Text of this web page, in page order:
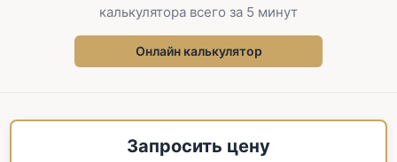
калькулятора всего за 5 минут
Онлайн калькулятор
Запросить цену